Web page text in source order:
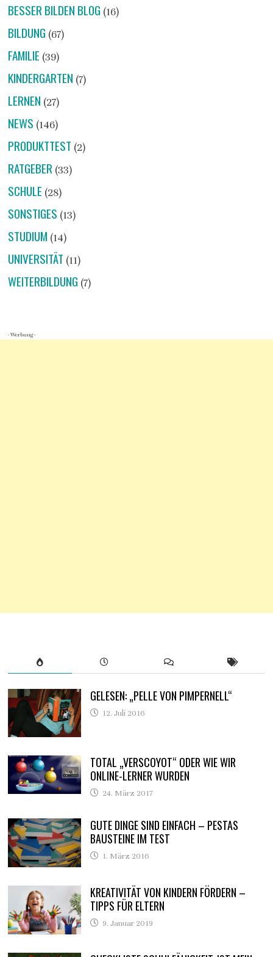
BESSER BILDEN BLOG (16)
BILDUNG (67)
FAMILIE (39)
KINDERGARTEN (7)
LERNEN (27)
NEWS (146)
PRODUKTTEST (2)
RATGEBER(33)
SCHULE (28)
SONSTIGES (13)
STUDIUM (14)
UNIVERSITÄT (11)
WEITERBILDUNG (7)
- Werbung -
GELESEN: „PELLE VON PIMPERNELL“
12. Juli 2016
TOTAL „VERSCOYOT“ ODER WIE WIR
ONLINE-LERNER WURDEN
24. März 2017
GUTE DINGE SIND EINFACH – PESTAS
BAUSTEINE IM TEST
1. März 2016
KREATIVITÄT VON KINDERN FÖRDERN –
TIPPS FÜR ELTERN
9. Januar 2019